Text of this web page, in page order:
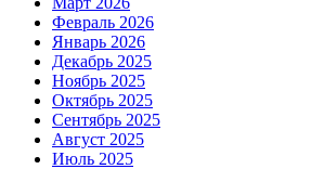
Февраль 2026
Январь 2026
Декабрь 2025
Ноябрь 2025
Октябрь 2025
Сентябрь 2025
Август 2025
Июль 2025